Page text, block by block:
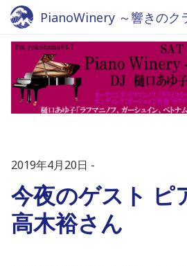
PianoWinery ～響きのク
yokohama 84.7
2019年4月20日
今夜のゲスト ピ
高木裕さん